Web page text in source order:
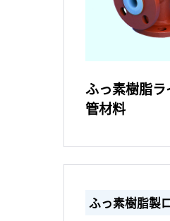
ふっ素樹脂
管材料
ふっ素樹脂製